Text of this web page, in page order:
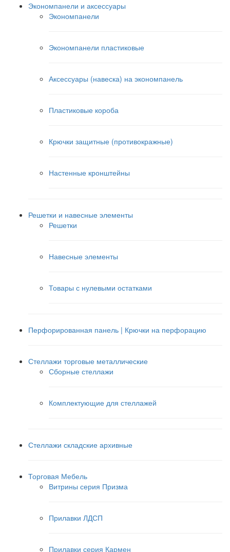
Экономпанели и аксессуары
Экономпанели
Экономпанели пластиковые
Аксессуары (навеска) на экономпанель
Пластиковые короба
Крючки защитные (противокражные)
Настенные кронштейны
Решетки и навесные элементы
Решетки
Навесные элементы
Товары с нулевыми остатками
Перфорированная панель | Крючки на перфорацию
Стеллажи торговые металлические
Сборные стеллажи
Комплектующие для стеллажей
Стеллажи складские архивные
Торговая Мебель
Витрины серия Призма
Прилавки ЛДСП
Прилавки серия Кармен